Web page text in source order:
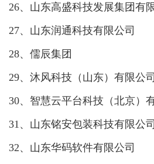
26、山东高盛科技发展集团有
27、山东润通科技有限公司
28、儒辰集团
29、沐风科技（山东）有限公司
30、智慧云平台科技（北京）
31、山东铭安包装科技有限公司
32、山东华码软件有限公司